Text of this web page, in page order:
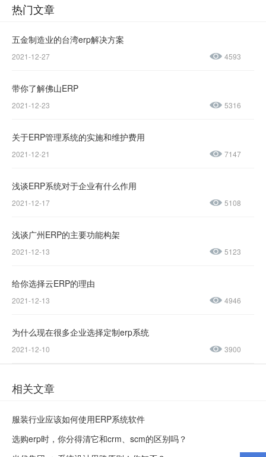
热门文章
五金制造业的台湾erp解决方案
2021-12-27 4593
带你了解佛山ERP
2021-12-23 5316
关于ERP管理系统的实施和维护费用
2021-12-21 7147
浅谈ERP系统对于企业有什么作用
2021-12-17 5108
浅谈广州ERP的主要功能构架
2021-12-13 5123
给你选择云ERP的理由
2021-12-13 4946
为什么现在很多企业选择定制erp系统
2021-12-10 3900
相关文章
服装行业应该如何使用ERP系统软件
选购erp时，你分得清它和crm、scm的区别吗？
4155
1237-
售后服务热线：